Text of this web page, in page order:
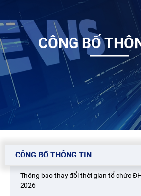
CÔNG BỐ
CÔNG BỐ THÔNG TIN
Thông báo thay đổi thời gian tổ chức
2026